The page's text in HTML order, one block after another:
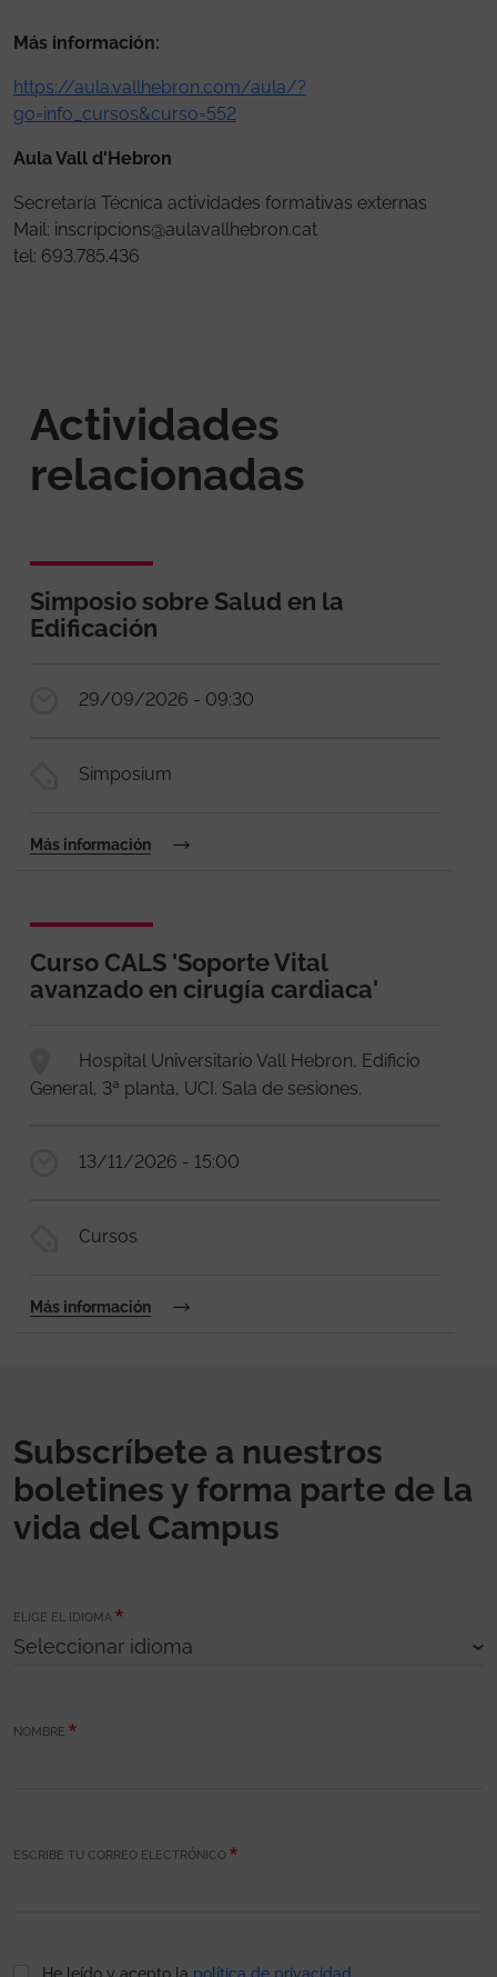
Más información:
https://aula.vallhebron.com/aula/?
go=info_cursos&curso=552
Aula Vall d'Hebron
Secretaría Técnica actividades formativas externas
Mail: inscripcions@aulavallhebron.cat
tel: 693.785.436
Actividades
relacionadas
Simposio sobre Salud en la
Edificación
29/09/2026 - 09:30
Simposium
Más información
Curso CALS 'Soporte Vital
avanzado en cirugía cardiaca'
Hospital Universitario Vall Hebron, Edificio
General, 3ª planta, UCI. Sala de sesiones.
13/11/2026 - 15:00
Cursos
Más información
Subscríbete a nuestros
boletines y forma parte de la
vida del Campus
ELIGE EL IDIOMA
NOMBRE
ESCRIBE TU CORREO ELECTRÓNICO
He leído y acepto la política de privacidad